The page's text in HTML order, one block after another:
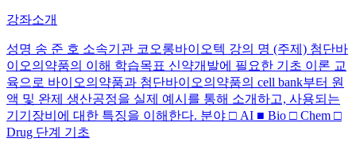
강좌소개
성명 송 준 호 소속기관 코오롱바이오텍 강의 명 (주제) 첨단바
이오의약품의 이해 학습목표 신약개발에 필요한 기초 이론 교
육으로 바이오의약품과 첨단바이오의약품의 cell bank부터 원
액 및 완제 생산공정을 실제 예시를 통해 소개하고, 사용되는
기기장비에 대한 특징을 이해한다. 분야 □ AI ■ Bio □ Chem □
Drug 단계 기초